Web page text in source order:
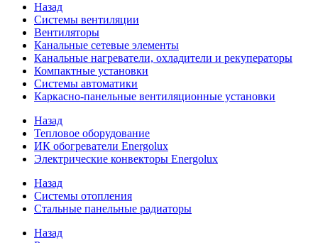
Назад
Системы вентиляции
Вентиляторы
Канальные сетевые элементы
Канальные нагреватели, охладители и рекуператоры
Компактные установки
Системы автоматики
Каркасно-панельные вентиляционные установки
Назад
Тепловое оборудование
ИК обогреватели Energolux
Электрические конвекторы Energolux
Назад
Системы отопления
Стальные панельные радиаторы
Назад